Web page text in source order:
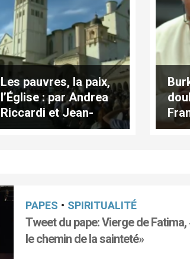
Les pauvres, la paix,
l’Église : par Andrea
Riccardi et Jean-
Pierre Denis
PAPES • SPIRITUALITÉ
Tweet du pape: Vierge de
le chemin de la sainteté»